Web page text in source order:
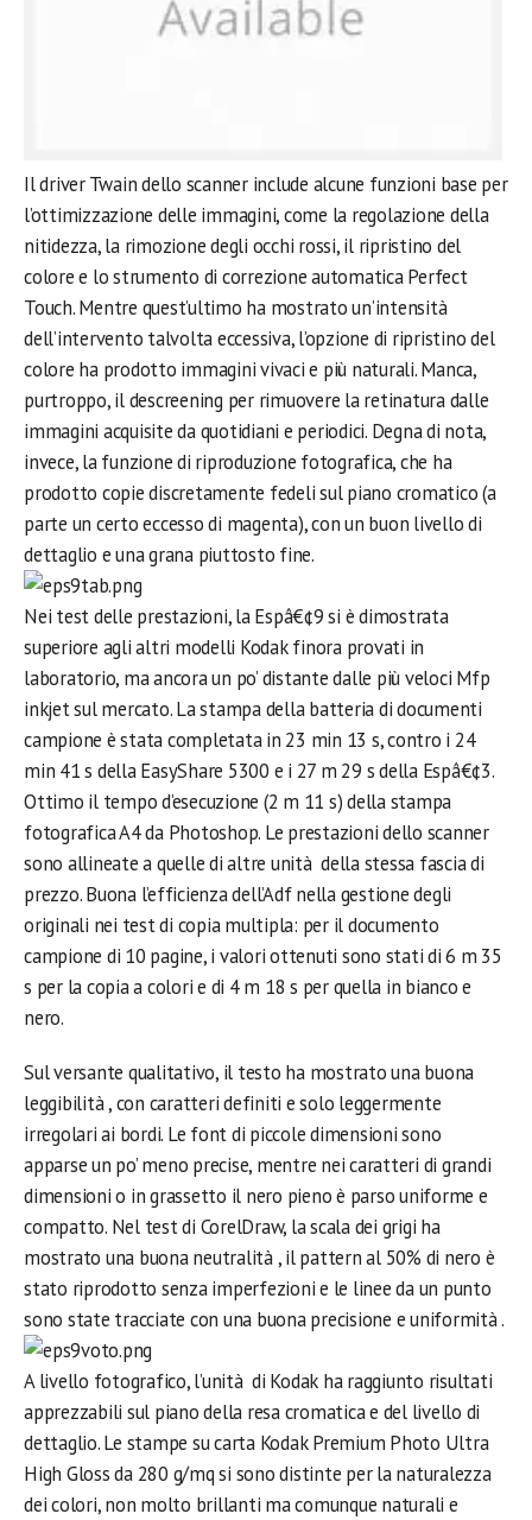
Il driver Twain dello scanner include alcune funzioni base per
l’ottimizzazione delle immagini, come la regolazione della
nitidezza, la rimozione degli occhi rossi, il ripristino del
colore e lo strumento di correzione automatica Perfect
Touch. Mentre quest’ultimo ha mostrato un’intensità
dell’intervento talvolta eccessiva, l’opzione di ripristino del
colore ha prodotto immagini vivaci e più naturali. Manca,
purtroppo, il descreening per rimuovere la retinatura dalle
immagini acquisite da quotidiani e periodici. Degna di nota,
invece, la funzione di riproduzione fotografica, che ha
prodotto copie discretamente fedeli sul piano cromatico (a
parte un certo eccesso di magenta), con un buon livello di
dettaglio e una grana piuttosto fine.
Nei test delle prestazioni, la Espâ€¢9 si è dimostrata
superiore agli altri modelli Kodak finora provati in
laboratorio, ma ancora un po’ distante dalle più veloci Mfp
inkjet sul mercato. La stampa della batteria di documenti
campione è stata completata in 23 min 13 s, contro i 24
min 41 s della EasyShare 5300 e i 27 m 29 s della Espâ€¢3.
Ottimo il tempo d’esecuzione (2 m 11 s) della stampa
fotografica A4 da Photoshop. Le prestazioni dello scanner
sono allineate a quelle di altre unità della stessa fascia di
prezzo. Buona l’efficienza dell’Adf nella gestione degli
originali nei test di copia multipla: per il documento
campione di 10 pagine, i valori ottenuti sono stati di 6 m 35
s per la copia a colori e di 4 m 18 s per quella in bianco e
nero.
Sul versante qualitativo, il testo ha mostrato una buona
leggibilità , con caratteri definiti e solo leggermente
irregolari ai bordi. Le font di piccole dimensioni sono
apparse un po’ meno precise, mentre nei caratteri di grandi
dimensioni o in grassetto il nero pieno è parso uniforme e
compatto. Nel test di CorelDraw, la scala dei grigi ha
mostrato una buona neutralità , il pattern al 50% di nero è
stato riprodotto senza imperfezioni e le linee da un punto
sono state tracciate con una buona precisione e uniformità .
A livello fotografico, l’unità di Kodak ha raggiunto risultati
apprezzabili sul piano della resa cromatica e del livello di
dettaglio. Le stampe su carta Kodak Premium Photo Ultra
High Gloss da 280 g/mq si sono distinte per la naturalezza
dei colori, non molto brillanti ma comunque naturali e